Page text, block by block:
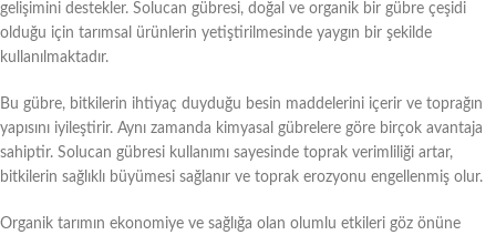
gelişimini destekler. Solucan gübresi, doğal ve organik bir gübre çeşidi
olduğu için tarımsal ürünlerin yetiştirilmesinde yaygın bir şekilde
kullanılmaktadır.
Bu gübre, bitkilerin ihtiyaç duyduğu besin maddelerini içerir ve toprağın
yapısını iyileştirir. Aynı zamanda kimyasal gübrelere göre birçok avantaja
sahiptir. Solucan gübresi kullanımı sayesinde toprak verimliliği artar,
bitkilerin sağlıklı büyümesi sağlanır ve toprak erozyonu engellenmiş olur.
Organik tarımın ekonomiye ve sağlığa olan olumlu etkileri göz önüne